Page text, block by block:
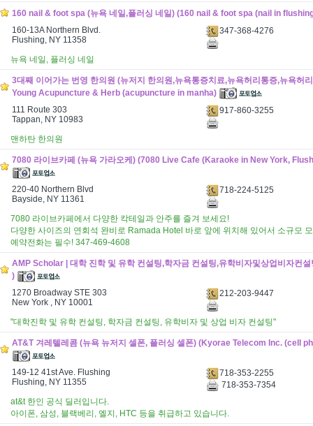
160 nail & foot spa (뉴욕 네일,플러싱 네일) (160 nail & foot spa (nail in
160-13A Northern Blvd.
Flushing, NY 11358
347-368-4276
뉴욕 네일, 플러싱 네일
3대째 이어가는 번영 한의원 (뉴저지 한의원,뉴욕통증치료,뉴욕허리통증,뉴욕허
Young Acupuncture & Herb (acupuncture in manha)
111 Route 303
Tappan, NY 10983
917-860-3255
맨하탄 한의원
7080 라이브카페 (뉴욕 가라오케) (7080 Live Cafe (Karaoke in New York,
220-40 Northern Blvd
Bayside, NY 11361
718-224-5125
7080 라이브카페에서 다양한 칵테일과 안주를 즐겨 보세요!
다양한 사이즈의 연회석 완비로 Ramada Hotel 바로 앞에 위치해 있어서 소규모
예약전화는 필수! 347-469-4608
AMP Scholar | 대학 진학 및 유학 컨설팅,학자금 컨설팅,유학비자및상업비자컨
)
1270 Broadway STE 303
New York , NY 10001
212-203-9447
"대학진학 및 유학 컨설팅, 학자금 컨설팅, 유학비자 및 상업 비자 컨설팅"
AT&T 겨레텔레콤 (뉴욕 뉴저지 셀폰, 플러싱 셀폰) (Kyorae Telecom Inc. (cell
149-12 41st Ave. Flushing
Flushing, NY 11355
718-353-2255
718-353-7354
at&t 한인 공식 딜러입니다.
아이폰, 삼성, 블랙베리, 엘지, HTC 등을 취급하고 있습니다.